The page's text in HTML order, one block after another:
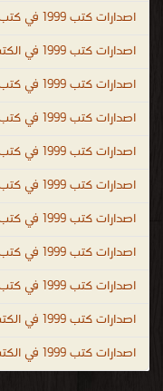
اصدارات كتب 1999 في كتب الهندسة والتكنولوجيا
اصدارات كتب 1999 في الكتب الغير مصنّفة
اصدارات كتب 1999 في كتب المعاجم واللغات
اصدارات كتب 1999 في كتب الأطفال قصص ومجلات
اصدارات كتب 1999 في كتب الطب
اصدارات كتب 1999 في كتب اللياقة البدنية والصحة العامة
اصدارات كتب 1999 في كتب الأدب
اصدارات كتب 1999 في كتب علوم سياسية وقانونية
اصدارات كتب 1999 في كتب تعلم اللغات
اصدارات كتب 1999 في الكتب والموسوعات العامة
اصدارات كتب 1999 في الكتب العلمية